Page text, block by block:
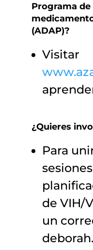
Programa
(ADAP)?
Visitar
¿Quieres
Para
de VIH/
un